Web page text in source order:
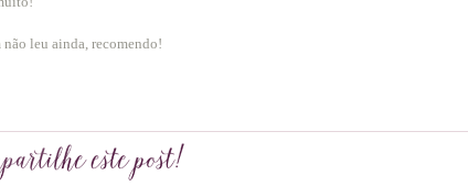
leu ainda, recomendo!